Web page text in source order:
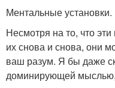
Ментальные установки.
Несмотря на то, что
их снова и снова, они
ваш разум. Я бы даже
доминирующей мыслью,